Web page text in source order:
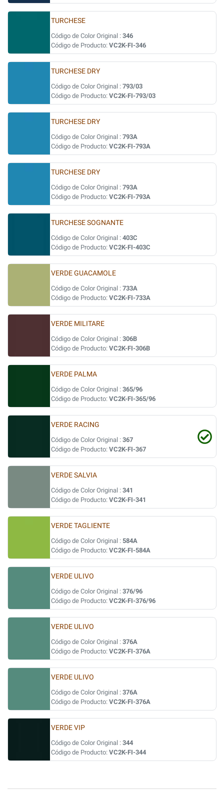
TURCHESE
Código de Color Original : 346
Código de Producto: VC2K-FI-346
TURCHESE DRY
Código de Color Original : 793/03
Código de Producto: VC2K-FI-793/03
TURCHESE DRY
Código de Color Original : 793A
Código de Producto: VC2K-FI-793A
TURCHESE DRY
Código de Color Original : 793A
Código de Producto: VC2K-FI-793A
TURCHESE SOGNANTE
Código de Color Original : 403C
Código de Producto: VC2K-FI-403C
VERDE GUACAMOLE
Código de Color Original : 733A
Código de Producto: VC2K-FI-733A
VERDE MILITARE
Código de Color Original : 306B
Código de Producto: VC2K-FI-306B
VERDE PALMA
Código de Color Original : 365/96
Código de Producto: VC2K-FI-365/96
VERDE RACING
Código de Color Original : 367
Código de Producto: VC2K-FI-367
VERDE SALVIA
Código de Color Original : 341
Código de Producto: VC2K-FI-341
VERDE TAGLIENTE
Código de Color Original : 584A
Código de Producto: VC2K-FI-584A
VERDE ULIVO
Código de Color Original : 376/96
Código de Producto: VC2K-FI-376/96
VERDE ULIVO
Código de Color Original : 376A
Código de Producto: VC2K-FI-376A
VERDE ULIVO
Código de Color Original : 376A
Código de Producto: VC2K-FI-376A
VERDE VIP
Código de Color Original : 344
Código de Producto: VC2K-FI-344